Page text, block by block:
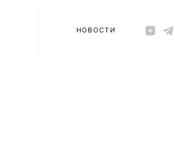
НОВОСТИ